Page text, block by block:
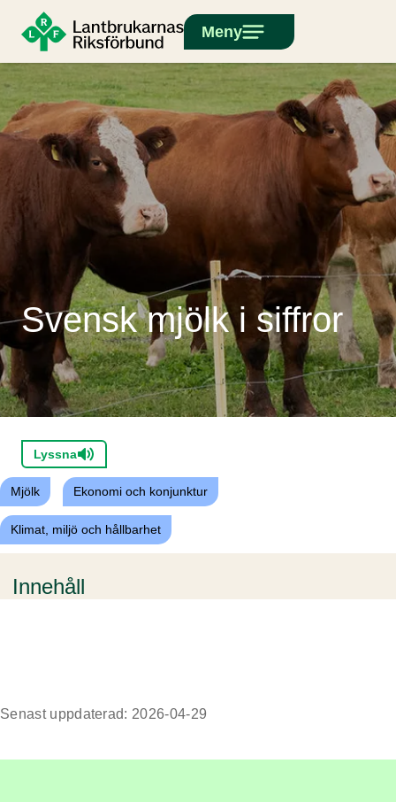
Meny
Svensk mjölk i siffror
Lyssna
Mjölk Ekonomi och konjunktur
Klimat, miljö och hållbarhet
Innehåll
Senast uppdaterad: 2026-04-29